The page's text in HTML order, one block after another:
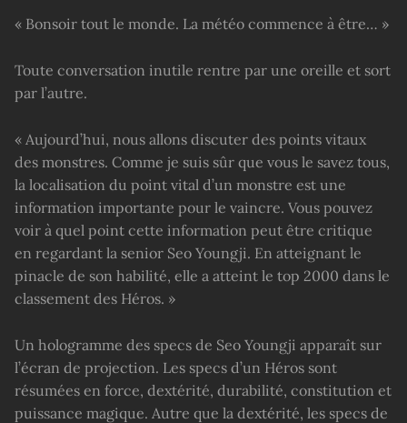
« Bonsoir tout le monde. La météo commence à être… »
Toute conversation inutile rentre par une oreille et sort
par l’autre.
« Aujourd’hui, nous allons discuter des points vitaux
des monstres. Comme je suis sûr que vous le savez tous,
la localisation du point vital d’un monstre est une
information importante pour le vaincre. Vous pouvez
voir à quel point cette information peut être critique
en regardant la senior Seo Youngji. En atteignant le
pinacle de son habilité, elle a atteint le top 2000 dans le
classement des Héros. »
Un hologramme des specs de Seo Youngji apparaît sur
l’écran de projection. Les specs d’un Héros sont
résumées en force, dextérité, durabilité, constitution et
puissance magique. Autre que la dextérité, les specs de